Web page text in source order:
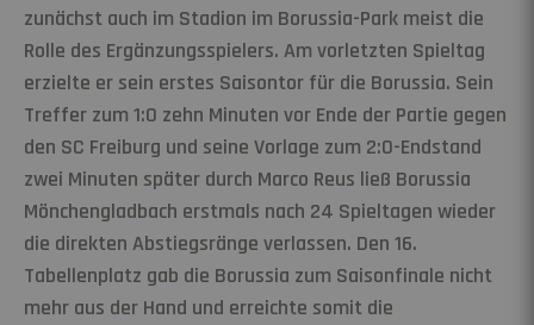
zunächst auch im Stadion im Borussia-Park meist die
Rolle des Ergänzungsspielers. Am vorletzten Spieltag
erzielte er sein erstes Saisontor für die Borussia. Sein
Treffer zum 1:0 zehn Minuten vor Ende der Partie gegen
den SC Freiburg und seine Vorlage zum 2:0-Endstand
zwei Minuten später durch Marco Reus ließ Borussia
Mönchengladbach erstmals nach 24 Spieltagen wieder
die direkten Abstiegsränge verlassen. Den 16.
Tabellenplatz gab die Borussia zum Saisonfinale nicht
mehr aus der Hand und erreichte somit die